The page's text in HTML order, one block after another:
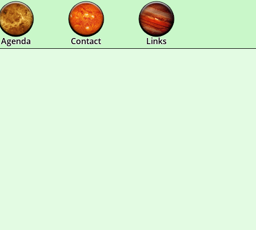
Agenda Contact Links